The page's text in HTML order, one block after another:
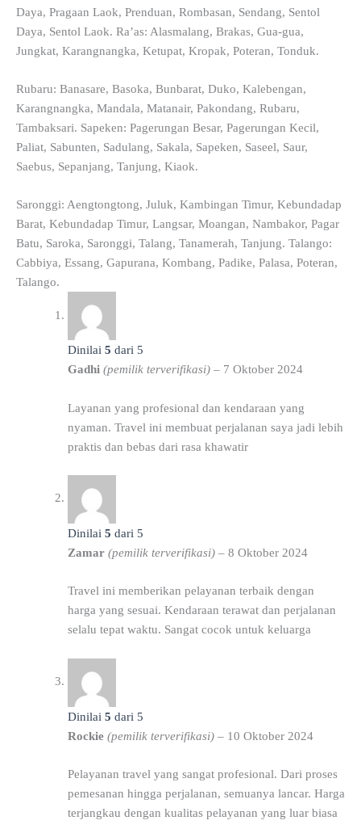
Daya, Pragaan Laok, Prenduan, Rombasan, Sendang, Sentol
Daya, Sentol Laok. Ra’as: Alasmalang, Brakas, Gua-gua,
Jungkat, Karangnangka, Ketupat, Kropak, Poteran, Tonduk.
Rubaru: Banasare, Basoka, Bunbarat, Duko, Kalebengan,
Karangnangka, Mandala, Matanair, Pakondang, Rubaru,
Tambaksari. Sapeken: Pagerungan Besar, Pagerungan Kecil,
Paliat, Sabunten, Sadulang, Sakala, Sapeken, Saseel, Saur,
Saebus, Sepanjang, Tanjung, Kiaok.
Saronggi: Aengtongtong, Juluk, Kambingan Timur, Kebundadap
Barat, Kebundadap Timur, Langsar, Moangan, Nambakor, Pagar
Batu, Saroka, Saronggi, Talang, Tanamerah, Tanjung. Talango:
Cabbiya, Essang, Gapurana, Kombang, Padike, Palasa, Poteran,
Talango.
Dinilai 5 dari 5
Gadhi (pemilik terverifikasi) – 7 Oktober 2024
Layanan yang profesional dan kendaraan yang
nyaman. Travel ini membuat perjalanan saya jadi lebih
praktis dan bebas dari rasa khawatir
Dinilai 5 dari 5
Zamar (pemilik terverifikasi) – 8 Oktober 2024
Travel ini memberikan pelayanan terbaik dengan
harga yang sesuai. Kendaraan terawat dan perjalanan
selalu tepat waktu. Sangat cocok untuk keluarga
Dinilai 5 dari 5
Rockie (pemilik terverifikasi) – 10 Oktober 2024
Pelayanan travel yang sangat profesional. Dari proses
pemesanan hingga perjalanan, semuanya lancar. Harga
terjangkau dengan kualitas pelayanan yang luar biasa